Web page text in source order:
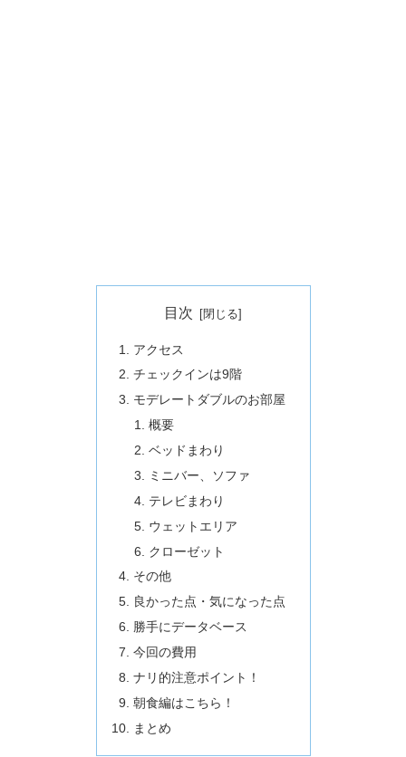
目次
アクセス
チェックインは9階
モデレートダブルのお部屋
概要
ベッドまわり
ミニバー、ソファ
テレビまわり
ウェットエリア
クローゼット
その他
良かった点・気になった点
勝手にデータベース
今回の費用
ナリ的注意ポイント！
朝食編はこちら！
まとめ